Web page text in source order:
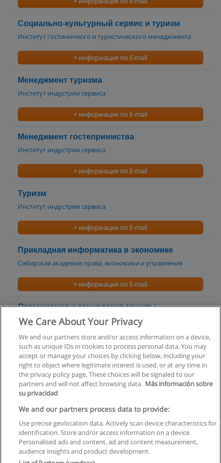
Социально-культурный сервис и туризм
Институт гостиничного и туристического менеджмента
+ информация по E-mail
Менеджмент туризма
Институт индустрии сервиса
+ информация по E-mail
Менеджмент гостеприимства
Институт индустрии сервиса
+ информация по E-mail
Туризм
Институт индустрии сервиса
+ информация по E-mail
Прикладная информатика в экономике
Сибирская академия права, экономики и управления
+ информация по E-mail
Организация и технология защиты
информации
Сибирская академия права, экономики и управления
+ информация по E-mail
Правила пользования
Конфиденциальность информации
Напишите Educaedu
We Care About Your Privacy
We and our partners store and/or access information on a device,
such as unique IDs in cookies to process personal data. You may
accept or manage your choices by clicking below, including your
right to object where legitimate interest is used, or at any time in
the privacy policy page. These choices will be signaled to our
partners and will not affect browsing data. Más información sobre
su privacidad
We and our partners process data to provide:
Use precise geolocation data. Actively scan device characteristics for
identification. Store and/or access information on a device.
Personalised ads and content, ad and content measurement,
audience insights and product development.